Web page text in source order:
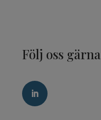
Följ oss gärna